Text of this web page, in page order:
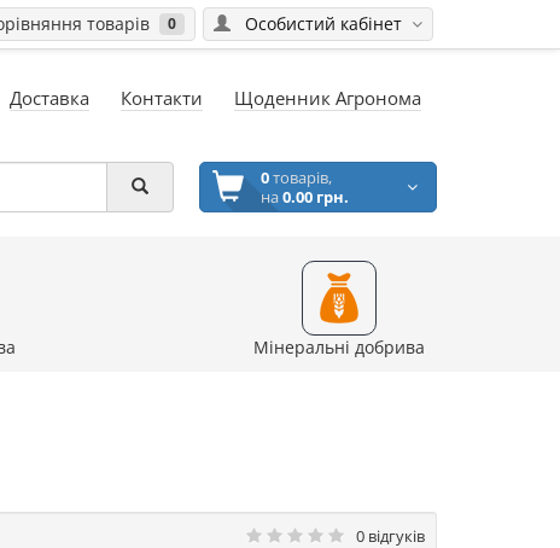
Особистий кабінет
товарів 0
Доставка Контакти Щоденник Агронома
0товарів,
на0.00 грн.
Мінеральні добрива
0 відгуків